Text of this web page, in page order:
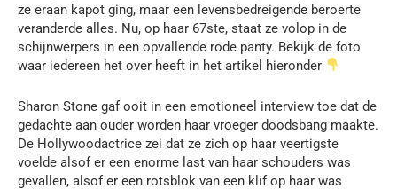
ze eraan kapot ging, maar een levensbedreigende beroerte
veranderde alles. Nu, op haar 67ste, staat ze volop in de
schijnwerpers in een opvallende rode panty. Bekijk de foto
waar iedereen het over heeft in het artikel hieronder
Sharon Stone gaf ooit in een emotioneel interview toe dat de
gedachte aan ouder worden haar vroeger doodsbang maakte.
De Hollywoodactrice zei dat ze zich op haar veertigste
voelde alsof er een enorme last van haar schouders was
gevallen, alsof er een rotsblok van een klif op haar was